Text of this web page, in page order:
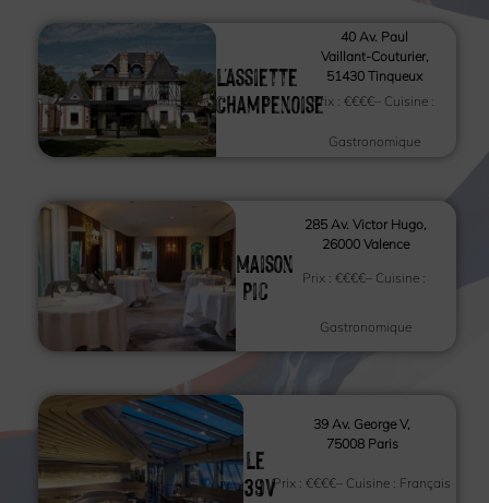
L'Assiette
Champenoise
40 Av. Paul
Vaillant-Couturier,
51430 Tinqueux
Prix :€€€€– Cuisine :
Gastronomique
Maison
Pic
285 Av. Victor Hugo,
26000 Valence
Prix : €€€€– Cuisine :
Gastronomique
Le
39V
39 Av. George V,
75008 Paris
Prix :€€€€– Cuisine : Français